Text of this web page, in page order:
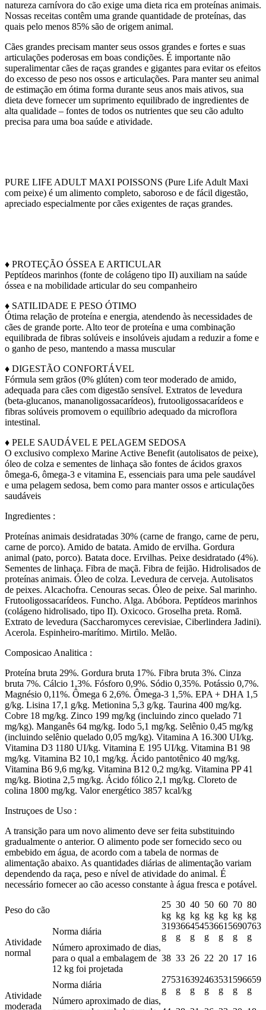
natureza carnívora do cão exige uma dieta rica em proteínas animais.
Nossas receitas contêm uma grande quantidade de proteínas, das
quais pelo menos 85% são de origem animal.
Cães grandes precisam manter seus ossos grandes e fortes e suas
articulações poderosas em boas condições. É importante não
superalimentar cães de raças grandes e gigantes para evitar os efeitos
do excesso de peso nos ossos e articulações. Para manter seu animal
de estimação em ótima forma durante seus anos mais ativos, sua
dieta deve fornecer um suprimento equilibrado de ingredientes de
alta qualidade – fontes de todos os nutrientes que seu cão adulto
precisa para uma boa saúde e atividade.
PURE LIFE ADULT MAXI POISSONS (Pure Life Adult Maxi
com peixe) é um alimento completo, saboroso e de fácil digestão,
apreciado especialmente por cães exigentes de raças grandes.
♦ PROTEÇÃO ÓSSEA E ARTICULAR
Peptídeos marinhos (fonte de colágeno tipo II) auxiliam na saúde
óssea e na mobilidade articular do seu companheiro
♦ SATILIDADE E PESO ÓTIMO
Ótima relação de proteína e energia, atendendo às necessidades de
cães de grande porte. Alto teor de proteína e uma combinação
equilibrada de fibras solúveis e insolúveis ajudam a reduzir a fome e
o ganho de peso, mantendo a massa muscular
♦ DIGESTÃO CONFORTÁVEL
Fórmula sem grãos (0% glúten) com teor moderado de amido,
adequada para cães com digestão sensível. Extratos de levedura
(beta-glucanos, mananoligossacarídeos), frutooligossacarídeos e
fibras solúveis promovem o equilíbrio adequado da microflora
intestinal.
♦ PELE SAUDÁVEL E PELAGEM SEDOSA
O exclusivo complexo Marine Active Benefit (autolisatos de peixe),
óleo de colza e sementes de linhaça são fontes de ácidos graxos
ômega-6, ômega-3 e vitamina E, essenciais para uma pele saudável
e uma pelagem sedosa, bem como para manter ossos e articulações
saudáveis
Ingredientes :
Proteínas animais desidratadas 30% (carne de frango, carne de peru,
carne de porco). Amido de batata. Amido de ervilha. Gordura
animal (pato, porco). Batata doce. Ervilhas. Peixe desidratado (4%).
Sementes de linhaça. Fibra de maçã. Fibra de feijão. Hidrolisados ​​de
proteínas animais. Óleo de colza. Levedura de cerveja. Autolisatos
de peixes. Alcachofra. Cenouras secas. Óleo de peixe. Sal marinho.
Frutooligossacarídeos. Funcho. Alga. Abóbora. Peptídeos marinhos
(colágeno hidrolisado, tipo II). Oxicoco. Groselha preta. Romã.
Extrato de levedura (Saccharomyces cerevisiae, Ciberlindera Jadini).
Acerola. Espinheiro-marítimo. Mirtilo. Melão.
Composicao Analitica :
Proteína bruta 29%. Gordura bruta 17%. Fibra bruta 3%. Cinza
bruta 7%. Cálcio 1,3%. Fósforo 0,9%. Sódio 0,35%. Potássio 0,7%.
Magnésio 0,11%. Ômega 6 2,6%. Ômega-3 1,5%. EPA + DHA 1,5
g/kg. Lisina 17,1 g/kg. Metionina 5,3 g/kg. Taurina 400 mg/kg.
Cobre 18 mg/kg. Zinco 199 mg/kg (incluindo zinco quelado 71
mg/kg). Manganês 64 mg/kg. Iodo 5,1 mg/kg. Selênio 0,45 mg/kg
(incluindo selênio quelado 0,05 mg/kg). Vitamina A 16.300 UI/kg.
Vitamina D3 1180 UI/kg. Vitamina E 195 UI/kg. Vitamina B1 98
mg/kg. Vitamina B2 10,1 mg/kg. Ácido pantotênico 40 mg/kg.
Vitamina B6 9,6 mg/kg. Vitamina B12 0,2 ​​mg/kg. Vitamina PP 41
mg/kg. Biotina 2,5 mg/kg. Ácido fólico 2,1 mg/kg. Cloreto de
colina 1800 mg/kg. Valor energético 3857 kcal/kg
Instruçoes de Uso :
A transição para um novo alimento deve ser feita substituindo
gradualmente o anterior. O alimento pode ser fornecido seco ou
embebido em água, de acordo com a tabela de normas de
alimentação abaixo. As quantidades diárias de alimentação variam
dependendo da raça, peso e nível de atividade do animal. É
necessário fornecer ao cão acesso constante à água fresca e potável.
Peso do cão
25
kg
30
kg
40
kg
50
kg
60
kg
70
kg
80
kg
Atividade
normal
Norma diária
319
g
366
g
454
g
536
g
615
g
690
g
763
g
Número aproximado de dias,
38 33 26 22 20 17 16
para o qual a embalagem de
12 kg foi projetada
Atividade
moderada
Norma diária
275
g
316
g
392
g
463
g
531
g
596
g
659
g
Número aproximado de dias,